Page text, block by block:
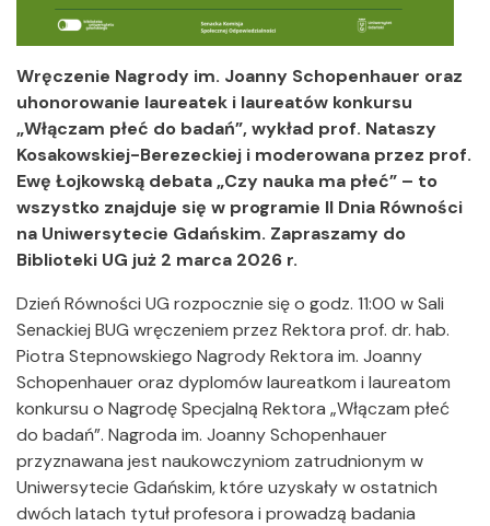
Wręczenie Nagrody im. Joanny Schopenhauer oraz
uhonorowanie laureatek i laureatów konkursu
„Włączam płeć do badań”, wykład prof. Nataszy
Kosakowskiej-Berezeckiej i moderowana przez prof.
Ewę Łojkowską debata „Czy nauka ma płeć” – to
wszystko znajduje się w programie II Dnia Równości
na Uniwersytecie Gdańskim. Zapraszamy do
Biblioteki UG już 2 marca 2026 r.
Dzień Równości UG rozpocznie się o godz. 11:00 w Sali
Senackiej BUG wręczeniem przez Rektora prof. dr. hab.
Piotra Stepnowskiego Nagrody Rektora im. Joanny
Schopenhauer oraz dyplomów laureatkom i laureatom
konkursu o Nagrodę Specjalną Rektora „Włączam płeć
do badań”. Nagroda im. Joanny Schopenhauer
przyznawana jest naukowczyniom zatrudnionym w
Uniwersytecie Gdańskim, które uzyskały w ostatnich
dwóch latach tytuł profesora i prowadzą badania